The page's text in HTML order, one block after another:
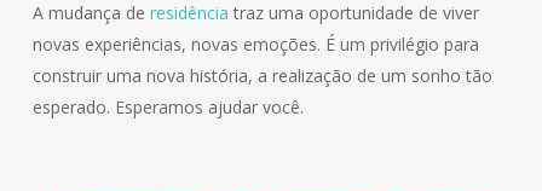
A mudança de residência traz uma oportunidade de viver
novas experiências, novas emoções. É um privilégio para
construir uma nova história, a realização de um sonho tão
esperado. Esperamos ajudar você.